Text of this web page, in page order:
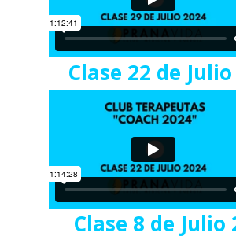
Clase 22 de
Clase 8 de Julio